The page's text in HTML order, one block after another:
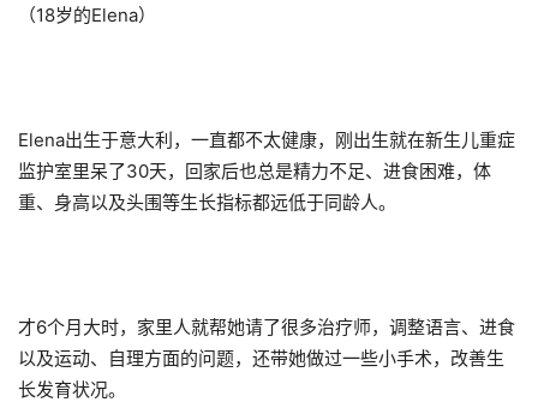
（18岁的Elena）
Elena出生于意大利，一直都不太健康，刚出生就在新生儿重症
监护室里呆了30天，回家后也总是精力不足、进食困难，体
重、身高以及头围等生长指标都远低于同龄人。
才6个月大时，家里人就帮她请了很多治疗师，调整语言、进食
以及运动、自理方面的问题，还带她做过一些小手术，改善生
长发育状况。